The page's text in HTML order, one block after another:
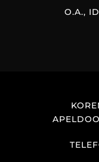
O.A.,